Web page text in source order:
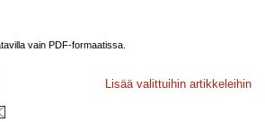
vain PDF-formaatissa.
Lisää valittuihin artikkeleihin